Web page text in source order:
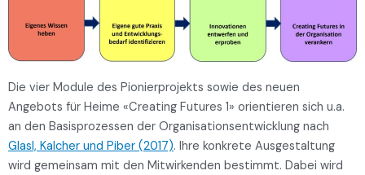
Die vier Module des Pionierprojekts sowie des neuen
Angebots für Heime «Creating Futures 1» orientieren sich u.a.
an den Basisprozessen der Organisationsentwicklung nach
Glasl, Kalcher und Piber (2017). Ihre konkrete Ausgestaltung
wird gemeinsam mit den Mitwirkenden bestimmt. Dabei wird